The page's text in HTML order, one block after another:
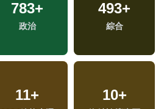
783+
政治
493+
綜合
11+ 10+